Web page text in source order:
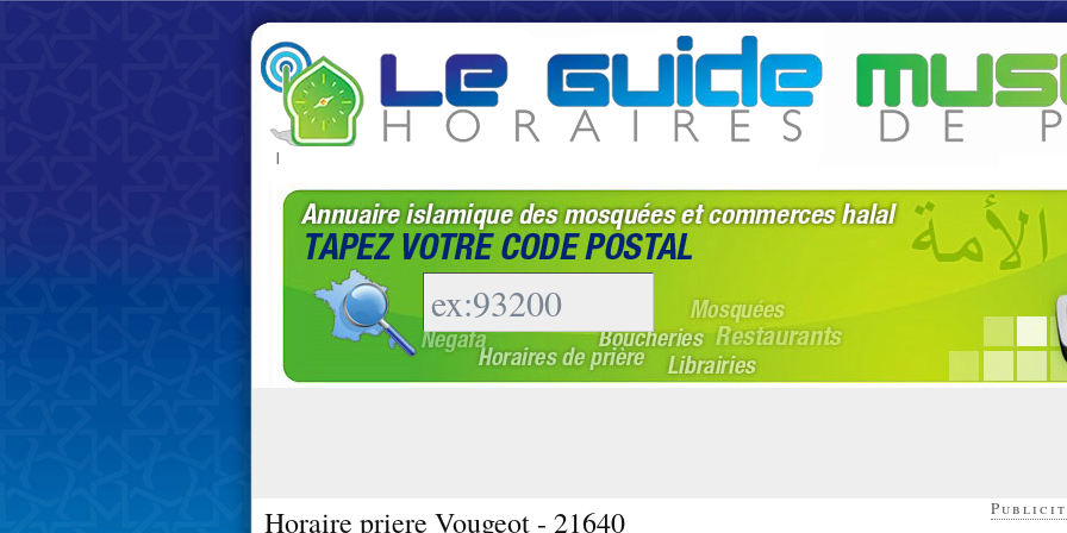
|
Horaire priere Vougeot - 21640